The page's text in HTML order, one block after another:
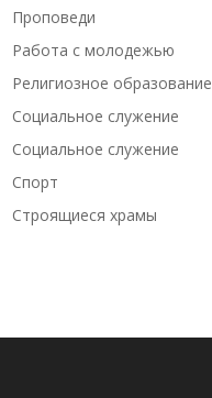
Проповеди
Работа с молодежью
Религиозное образование
Социальное служение
Социальное служение
Спорт
Строящиеся храмы